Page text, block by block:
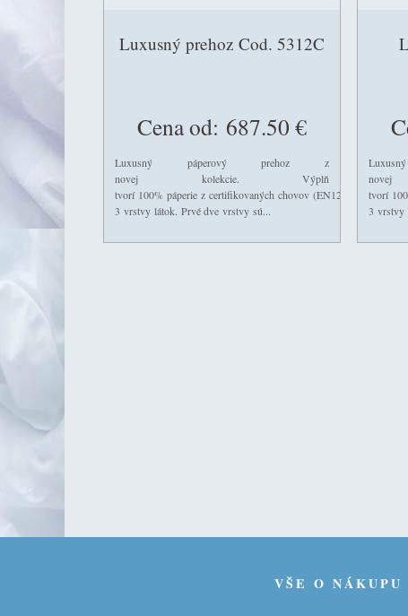
Luxusný prehoz Cod. 5312C
Cena od: 687.50 €
Luxusný páperový prehoz z
novej kolekcie. Výplň
tvorí 100% páperie z certifikovaných chovov (EN12934). Je ušitý
3 vrstvy látok. Prvé dve vrstvy sú...
tvorí
3 vrstvy
VŠE O NÁKUPU